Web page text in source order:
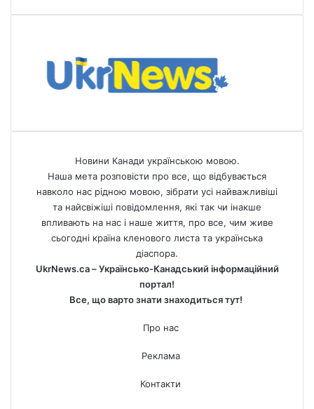
Новини Канади українською мовою.
Наша мета розповісти про все, що відбувається
навколо нас рідною мовою, зібрати усі найважливіші
та найсвіжіші повідомлення, які так чи інакше
впливають на нас і наше життя, про все, чим живе
сьогодні країна кленового листа та українська
діаспора.
UkrNews.ca – Українсько-Канадський інформаційний
портал!
Все, що варто знати знаходиться тут!
Про нас
Реклама
Контакти